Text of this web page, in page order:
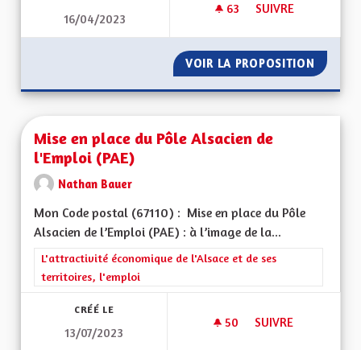
16/04/2023
63 63 ABONNÉS
SUIVRE
VOIR LA PROPOSITION
Mise en place du Pôle Alsacien de
l'Emploi (PAE)
Nathan Bauer
Mon Code postal (67110) : Mise en place du Pôle
Alsacien de l’Emploi (PAE) : à l’image de la...
Filtrer les résultats de la catégorie : L'attractivité
L'attractivité économique de l'Alsace et de ses
territoires, l'emploi
CRÉÉ LE
13/07/2023
50 50 ABONNÉS
SUIVRE